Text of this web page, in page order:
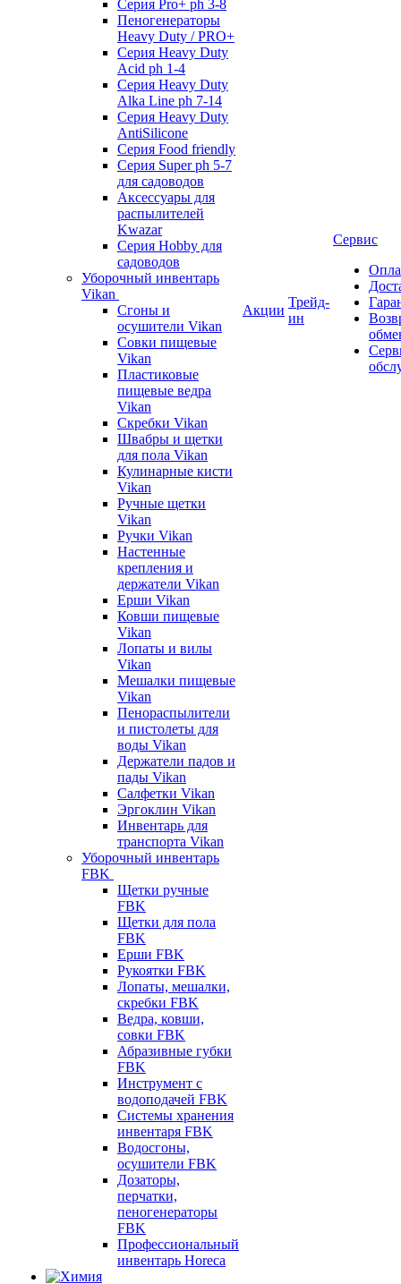
Серия Pro+ ph 3-8
Пеногенераторы
Heavy Duty / PRO+
Серия Heavy Duty
Acid ph 1-4
Серия Heavy Duty
Alka Line ph 7-14
Серия Heavy Duty
AntiSilicone
Серия Food friendly
Серия Super ph 5-7
для садоводов
Аксессуары для
распылителей
Kwazar
Серия Hobby для
садоводов
Уборочный инвентарь
Vikan
Сгоны и
осушители Vikan
Совки пищевые
Vikan
Пластиковые
пищевые ведра
Vikan
Скребки Vikan
Швабры и щетки
для пола Vikan
Кулинарные кисти
Vikan
Ручные щетки
Vikan
Ручки Vikan
Настенные
крепления и
держатели Vikan
Ерши Vikan
Ковши пищевые
Vikan
Лопаты и вилы
Vikan
Мешалки пищевые
Vikan
Пенораспылители
и пистолеты для
воды Vikan
Держатели падов и
пады Vikan
Салфетки Vikan
Эргоклин Vikan
Инвентарь для
транспорта Vikan
Уборочный инвентарь
FBK
Щетки ручные
FBK
Щетки для пола
FBK
Ерши FBK
Рукоятки FBK
Лопаты, мешалки,
скребки FBK
Ведра, ковши,
совки FBK
Абразивные губки
FBK
Инструмент с
водоподачей FBK
Системы хранения
инвентаря FBK
Водосгоны,
осушители FBK
Дозаторы,
перчатки,
пеногенераторы
FBK
Профессиональный
инвентарь Horeca
Акции
Трейд-
ин
Сервис